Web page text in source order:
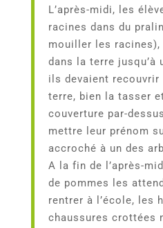
L’après-midi, les
racines dans du
mouiller les
dans la terre jusqu’à
ils devaient
terre, bien la tasser
couverture par-
mettre leur prénom
accroché à un des
A la fin de l’après-
de pommes les
rentrer à l’école, les
chaussures crottées